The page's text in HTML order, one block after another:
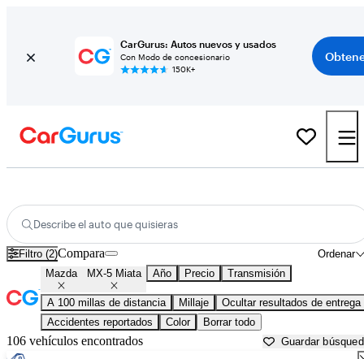
CarGurus: Autos nuevos y usados
Con Modo de concesionario
150K+
Describe el auto que quisieras
Filtro (2) Ordenar
Compara
Mazda MX-5 Miata Año Precio Transmisión
A 100 millas de distancia Millaje
Ocultar resultados de entrega
Accidentes reportados
Color Borrar todo
106 vehículos encontrados Guardar